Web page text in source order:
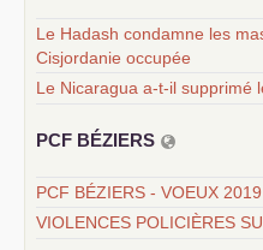
Le Hadash condamne les
Cisjordanie occupée
Le Nicaragua a-t-il supprimé
PCF BÉZIERS
PCF BÉZIERS - VOEUX 2019
VIOLENCES POLICIÈRES